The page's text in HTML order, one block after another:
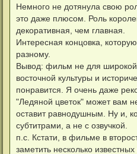
Немного не дотянула свою
это даже плюсом. Роль
декоративная, чем главная.
Интересная концовка,
разному.
Вывод: фильм не для
восточной культуры и
понравится. Я очень даже
"Ледяной цветок" может вам
оставит равнодушным. Ну и,
субтитрами, а не с озвучкой.
п.с. Кстати, в фильме в
заметить несколько